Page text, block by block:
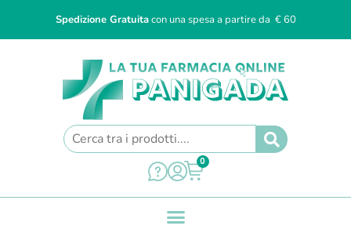
Spedizione Gratuitacon una spesa a partire da € 60
0